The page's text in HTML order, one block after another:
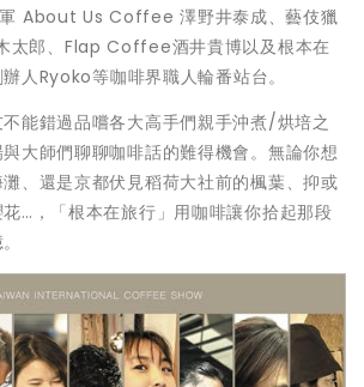
About Us Coffee 澤野井泰成、藝伎獵
郎、Flap Coffee酒井貴博以及根本在
人Ryoko等咖啡界職人輪番站台。
能錯過品嚐各大高手們親手沖煮/烘培之
大師們聊聊咖啡話的難得機會。無論你想
、還是京都伏見稻荷大社前的楓葉、抑或
…，「根本在旅行」用咖啡讓你拾起那段